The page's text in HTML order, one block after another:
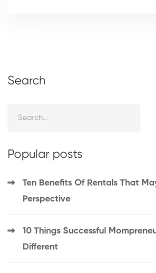
Search
Popular posts
Ten Benefits Of Rentals That
Perspective
10 Things Successful
Different